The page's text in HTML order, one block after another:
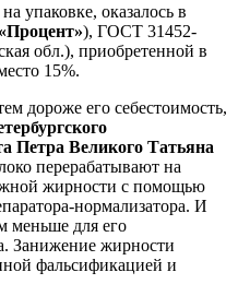
упаковке, оказалось в
), ГОСТ 31452-
обл.), приобретенной в
15%.
дороже его себестоимость,
Петра Великого Татьяна
перерабатывают на
жирности с помощью
нормализатора. И
меньше для его
Занижение жирности
фальсификацией и